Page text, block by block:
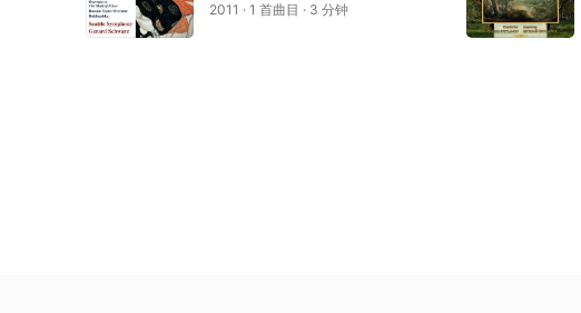
2011 · 1 首曲目 · 3 分钟